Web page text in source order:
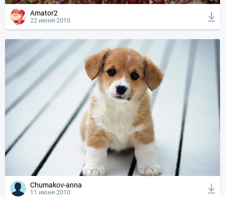
Amator2
22 июня 2010
Chumakov-anna
11 июня 2010